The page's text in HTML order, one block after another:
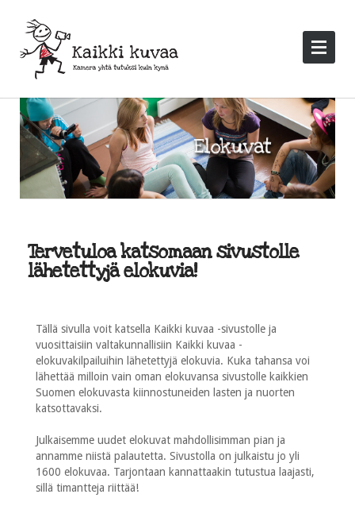
Tervetuloa katsomaan sivustolle
lähetettyjä elokuvia!
Tällä sivulla voit katsella Kaikki kuvaa -sivustolle ja
vuosittaisiin valtakunnallisiin Kaikki kuvaa -
elokuvakilpailuihin lähetettyjä elokuvia. Kuka tahansa voi
lähettää milloin vain oman elokuvansa sivustolle kaikkien
Suomen elokuvasta kiinnostuneiden lasten ja nuorten
katsottavaksi.
Julkaisemme uudet elokuvat mahdollisimman pian ja
annamme niistä palautetta. Sivustolla on julkaistu jo yli
1600 elokuvaa. Tarjontaan kannattaakin tutustua laajasti,
sillä timantteja riittää!